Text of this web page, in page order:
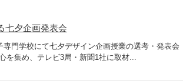
七夕企画発表会
門学校にて七夕デザイン企画授業の選考・発表会
集め、テレビ3局・新聞1社に取材...